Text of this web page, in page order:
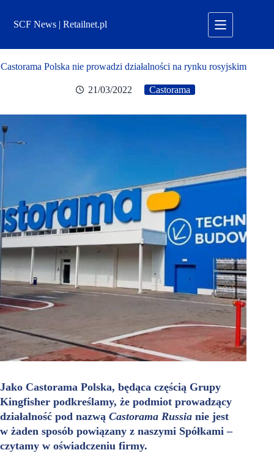
treściSCF News | Retailnet.pl
Castorama Polska nie prowadzi działalności na rynku rosyjskim
21/03/2022 Castorama
Jako Castorama Polska, będąca częścią Grupy
Kingfisher podkreślamy, że podmiot prowadzący
działalność pod nazwą Castorama Russia nie jest
w żaden sposób powiązany z naszymi Spółkami –
czytamy w oświadczeniu firmy.